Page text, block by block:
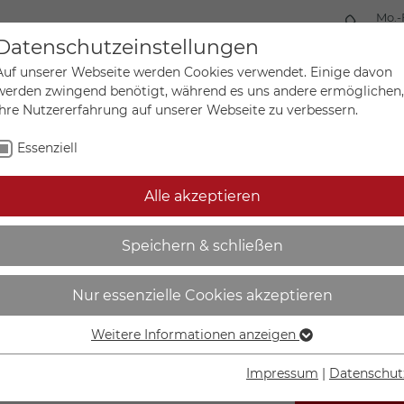
Mein
Sonderanfertigungen
nach ADR | Klasse
IN DEN
unserer Webseite werden Cookies verwendet. Einige davon
zwingend benötigt, während es uns andere ermöglichen,
Nutzererfahrung auf unserer Webseite zu verbessern.
Essenziell
Alle akzeptieren
Speichern & schließen
Nur essenzielle Cookies akzeptieren
Essenzielle Cookies werden für grundlegende Funktionen der
Weitere Informationen anzeigen
Impressum